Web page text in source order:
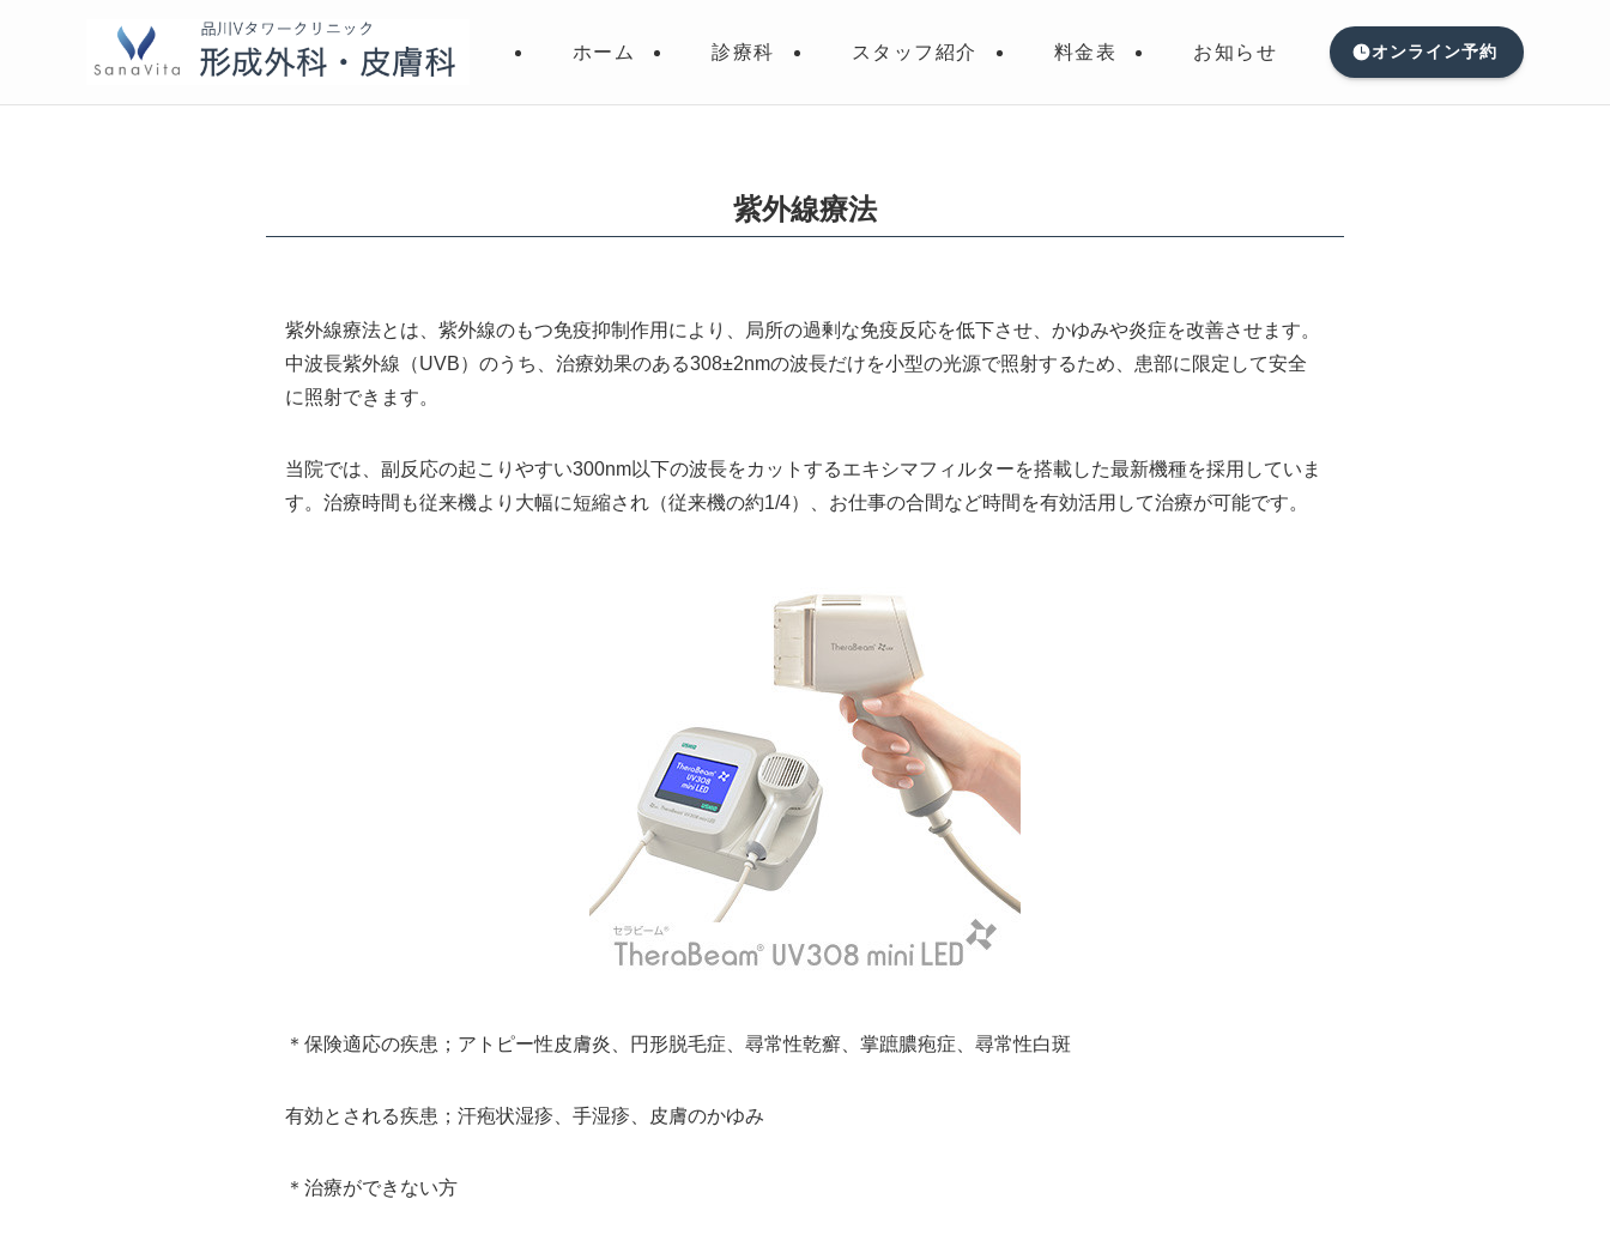
ホーム 診療科 スタッフ紹介 料金表 お知らせ オンライン予約
紫外線療法
紫外線療法とは、紫外線のもつ免疫抑制作用により、局所の過剰な免疫反応を低下させ、かゆみや炎症を改善させます。
中波長紫外線（UVB）のうち、治療効果のある308±2nmの波長だけを小型の光源で照射するため、患部に限定して安全
に照射できます。
当院では、副反応の起こりやすい300nm以下の波長をカットするエキシマフィルターを搭載した最新機種を採用していま
す。治療時間も従来機より大幅に短縮され（従来機の約1/4）、お仕事の合間など時間を有効活用して治療が可能です。
＊保険適応の疾患；アトピー性皮膚炎、円形脱毛症、尋常性乾癬、掌蹠膿疱症、尋常性白斑
有効とされる疾患；汗疱状湿疹、手湿疹、皮膚のかゆみ
＊治療ができない方